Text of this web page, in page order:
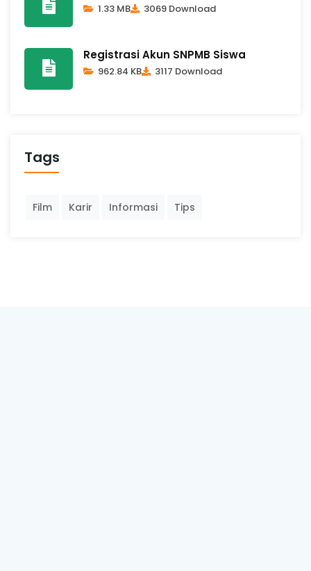
1.33 MB 3069 Download
Registrasi Akun SNPMB Siswa
962.84 KB 3117 Download
Tags
Film Karir Informasi Tips